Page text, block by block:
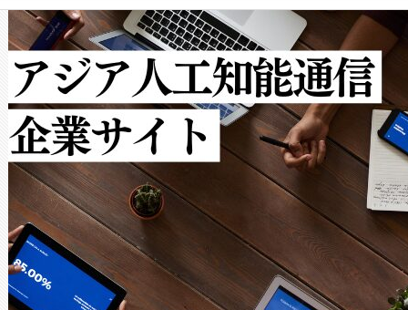
クルの各段階のデータを監視
[…]
で向上し、最大検知距離は
ットだけで最大1キロメート
ルの変電所周囲を監視でき、
作業と点群処理を簡素化でき
Avia 2は、2種類のFOVオプシ
× 80°のノーマルモード、長
ードを切り替えて使用するこ
ることなく、単一のデバイス